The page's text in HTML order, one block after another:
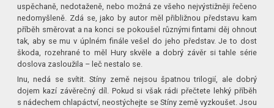
uspěchaně, nedotaženě, nebo možná ze všeho nejvýstižněji řečeno
nedomyšleně. Zdá se, jako by autor měl přibližnou představu kam
příběh směrovat a na konci se pokoušel různými fintami děj ohnout
tak, aby se mu v úplném finále vešel do jeho představ. Je to dost
škoda, rozehrané to měl Hury skvěle a dobrý závěr si tahle série
doslova zasloužila – leč nestalo se.
Inu, nedá se svítit. Stíny země nejsou špatnou trilogií, ale dobrý
dojem kazí závěrečný díl. Pokud si však rádi přečtete lehký příběh
s nádechem chlapáctví, neostýchejte se Stíny země vyzkoušet. Jsou